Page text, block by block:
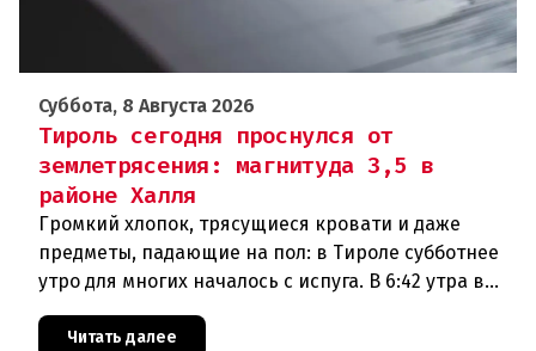
Суббота, 8 Августа 2026
Тироль сегодня проснулся от
землетрясения: магнитуда 3,5 в
районе Халля
Громкий хлопок, трясущиеся кровати и даже
предметы, падающие на пол: в Тироле субботнее
утро для многих началось с испуга. В 6:42 утра в
сейсмологовПо данны
Читать далее